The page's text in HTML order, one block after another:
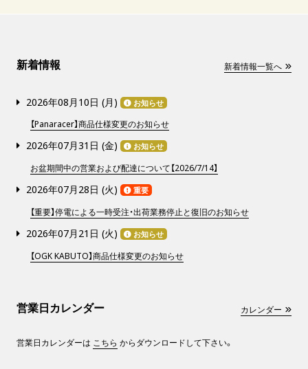
新着情報 新着情報一覧へ
2026年08月10日 (月 ) お知らせ
【Panaracer】商品仕様変更のお知らせ
2026年07月31日 (金) お知らせ
お盆期間中の営業および配達について【2026/7/14】
2026年07月28日 (火) 重要
【重要】停電による一時受注・出荷業務停止と復旧のお知らせ
2026年07月21日 (火) お知らせ
【OGK KABUTO】商品仕様変更のお知らせ
営業日カレンダー カレンダー
営業日カレンダーは こちら からダウンロードして下さい。